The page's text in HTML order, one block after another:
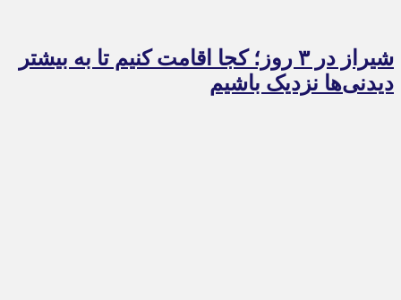
شیراز در ۳ روز؛ کجا اقامت کنیم تا به بیشتر
دیدنی‌ها نزدیک باشیم